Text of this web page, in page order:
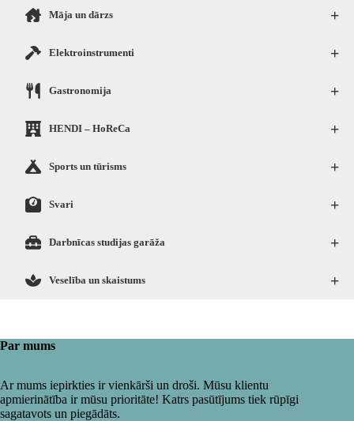
+
Māja un dārzs
+
Elektroinstrumenti
+
Gastronomija
+
HENDI – HoReCa
+
Sports un tūrisms
+
Svari
+
Darbnīcas studijas garāža
+
Veselība un skaistums
Par mums
Ar mums iepirkties ir vienkārši un droši. Mūsu klientu
apmierinātība ir mūsu prioritāte! Katrs pasūtījums tiek rūpīgi
sagatavots un piegādāts.